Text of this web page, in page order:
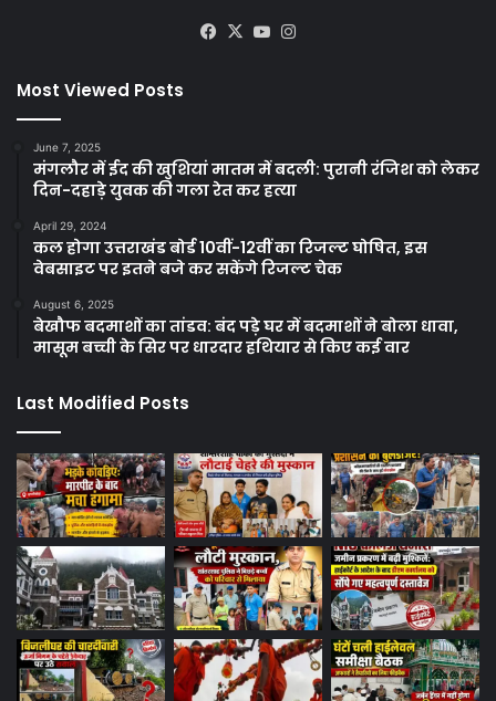
Facebook
X YouTube
Most Viewed Posts
June 7, 2025
मंगलौर में ईद की खुशियां मातम में बदली: पुरानी रंजिश को लेकर
दिन-दहाड़े युवक की गला रेत कर हत्या
April 29, 2024
कल होगा उत्तराखंड बोर्ड 10वीं-12वीं का रिजल्ट घोषित, इस
वेबसाइट पर इतने बजे कर सकेंगे रिजल्ट चेक
August 6, 2025
बेखौफ बदमाशों का तांडव: बंद पड़े घर में बदमाशों ने बोला धावा,
मासूम बच्ची के सिर पर धारदार हथियार से किए कई वार
Last Modified Posts